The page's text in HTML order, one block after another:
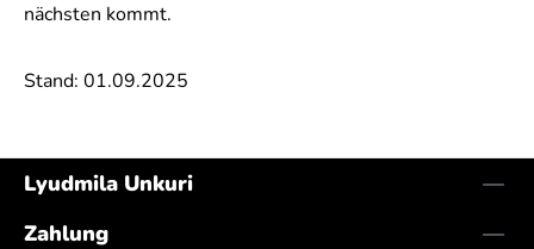
nächsten kommt.
Stand: 01.09.2025
Lyudmila Unkuri
Zahlung